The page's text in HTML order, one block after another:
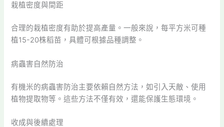
栽植密度與間距
合理的栽植密度有助於提高產量。一般來說，每平方米可種
植15-20株稻苗，具體可根據品種調整。
病蟲害自然防治
有機米的病蟲害防治主要依賴自然方法，如引入天敵、使用
植物提取物等。這些方法不僅有效，還能保護生態環境。
收成與後續處理